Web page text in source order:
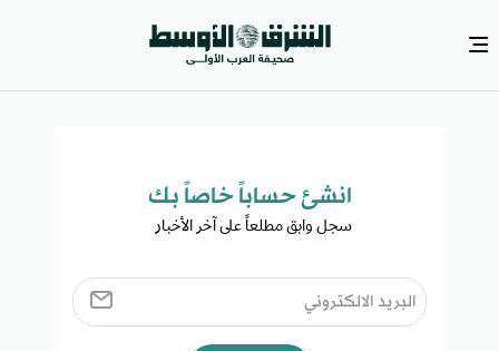
انشئ حساباً خاصاً بك​
سجل وابق مطلعاً على آخر الأخبار ​